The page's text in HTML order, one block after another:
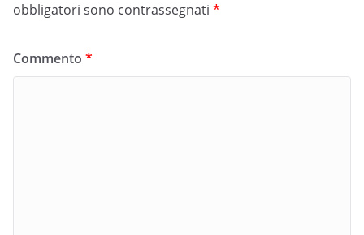
obbligatori sono contrassegnati *
Commento *